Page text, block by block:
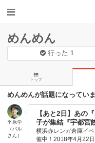
めんめん
行った 1
トップ
めんめんが話題になってい
平原学
（バル
さん）
【あと2日】あの
子が集結『宇都宮
横浜赤レンガ倉庫イ
催中！2018年4月22